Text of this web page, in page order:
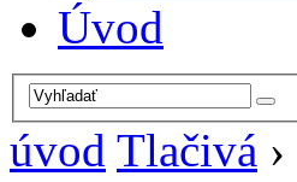
Úvod
úvod Tlačivá ›